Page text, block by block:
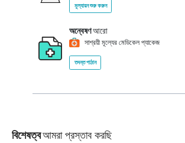
মূল্যায়ন শুরু করুন
অন্বেষণআরো
সাশ্রয়ী মূল্যের মেডিকেল প্যাকেজ
তদন্ত পাঠান
বিশেষত্বআমরা প্রস্তাব করছি